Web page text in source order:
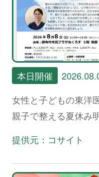
本日開催
女性と子どもの東洋
親子で整える夏休み
提供元：コサイト